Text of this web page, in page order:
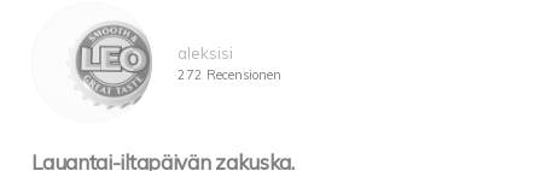
aleksisi
272 Recensionen
Lauantai-iltapäivän zakuska.